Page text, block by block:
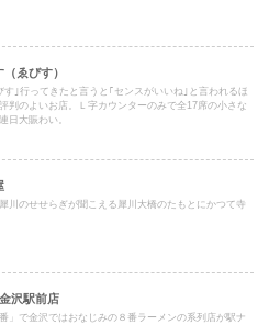
ゑびす）
す｣行ってきたと言うと｢センスがいいね｣と言われるほ
判のよいお店。Ｌ字カウンターのみで全17席の小さな
日大賑わい。
川のせせらぎが聞こえる犀川大橋のたもとにかつて寺
沢駅前店
」で金沢ではおなじみの８番ラーメンの系列店が駅ナ